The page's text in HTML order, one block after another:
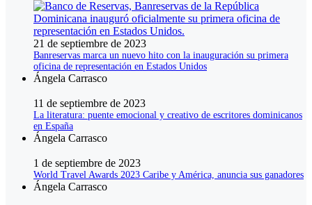
21 de septiembre de 2023
Banreservas marca un nuevo hito con la inauguración su primera
oficina de representación en Estados Unidos
Ángela Carrasco
11 de septiembre de 2023
La literatura: puente emocional y creativo de escritores dominicanos
en España
Ángela Carrasco
1 de septiembre de 2023
World Travel Awards 2023 Caribe y América, anuncia sus ganadores
Ángela Carrasco